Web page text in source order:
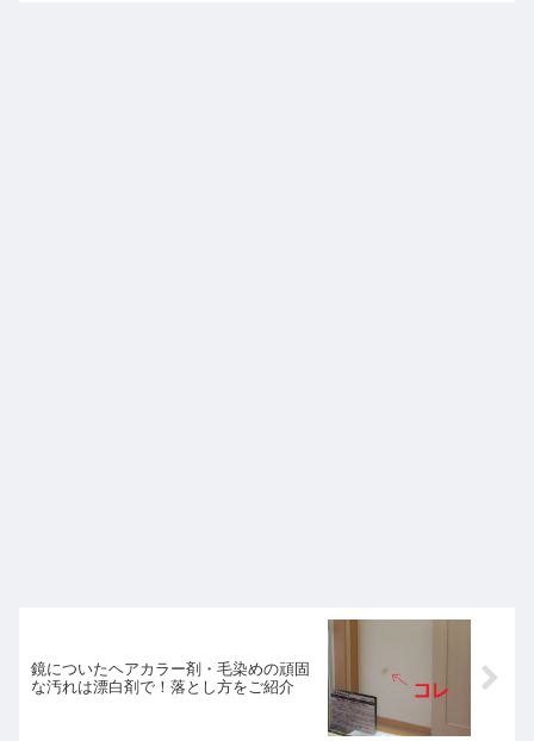
鏡についたヘアカラー剤・毛染めの頑固
な汚れは漂白剤で！落とし方をご紹介